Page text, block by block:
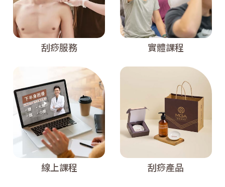
刮痧服務 實體課程
線上課程 刮痧產品